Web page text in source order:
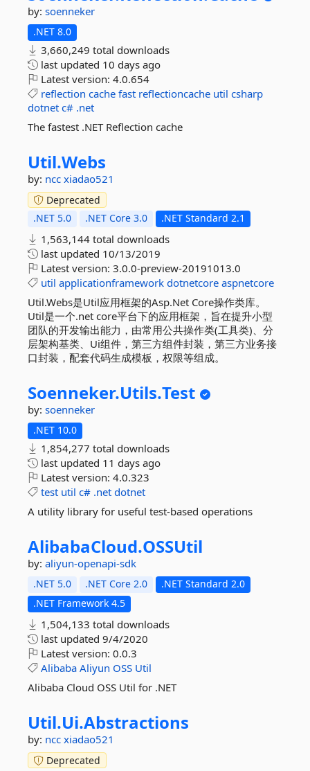
by: soenneker
.NET 8.0
3,660,249 total downloads
last updated 10 days ago
Latest version: 4.0.654
reflection cache fast reflectioncache util csharp
dotnet c# .net
The fastest .NET Reflection cache
Util.Webs
by: ncc xiadao521
Deprecated
.NET 5.0
.NET Core 3.0 .NET Standard 2.1
1,563,144 total downloads
last updated 10/13/2019
Latest version: 3.0.0-preview-20191013.0
util applicationframework dotnetcore aspnetcore
Util.Webs是Util应用框架的Asp.Net Core操作类库。
Util是一个.net core平台下的应用框架，旨在提升小型
团队的开发输出能力，由常用公共操作类(工具类)、分
层架构基类、Ui组件，第三方组件封装，第三方业务接
口封装，配套代码生成模板，权限等组成。
Soenneker.Utils.Test
by: soenneker
.NET 10.0
1,854,277 total downloads
last updated 11 days ago
Latest version: 4.0.323
test util c# .net dotnet
A utility library for useful test-based operations
AlibabaCloud.OSSUtil
by: aliyun-openapi-sdk
.NET 5.0 .NET Core 2.0
.NET Standard 2.0
.NET Framework 4.5
1,504,133 total downloads
last updated 9/4/2020
Latest version: 0.0.3
Alibaba Aliyun OSS Util
Alibaba Cloud OSS Util for .NET
Util.Ui.Abstractions
by: ncc xiadao521
Deprecated